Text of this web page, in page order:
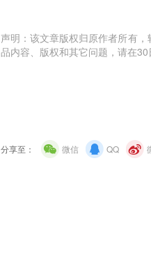
声明：该文章版权归原作者所有
品内容、版权和其它问题，请在
分享至： 微信 QQ